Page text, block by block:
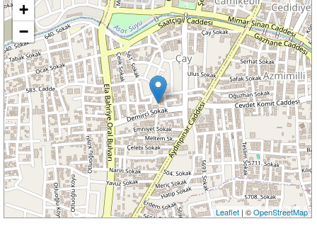
+
−
Leaflet| ©OpenStreetMap